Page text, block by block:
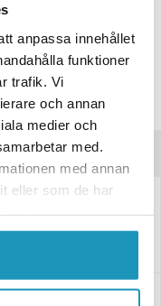
anpassa innehållet
funktioner
trafik. Vi
och annan
medier och
med.
med annan
eller som de har
770/980
mått: (Hölje/Total):
770/980